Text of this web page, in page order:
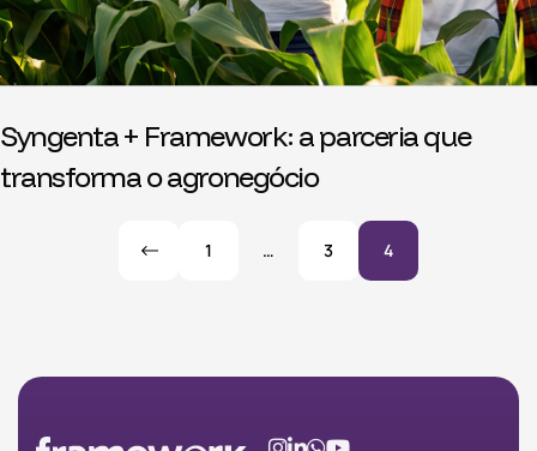
Syngenta + Framework: a parceria que
transforma o agronegócio
1 … 3 4